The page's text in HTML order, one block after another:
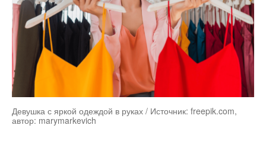
Девушка с яркой одеждой в руках / Источник: freepik.com,
автор: marymarkevich